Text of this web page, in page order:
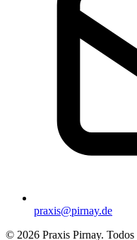
praxis@pirnay.de
© 2026 Praxis Pirnay. Todos